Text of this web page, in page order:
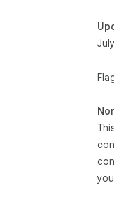
▪︎
▪︎
◼︎
▪︎
+
어